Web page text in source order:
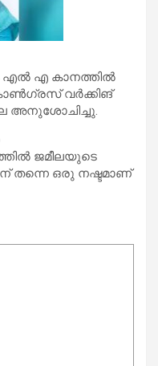
എൽ എ കാനത്തിൽ
വർക്കിങ്
അനുശോചിച്ചു.
ജമീലയുടെ
തന്നെ ഒരു നഷ്ടമാണ്